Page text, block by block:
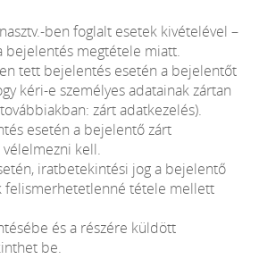
ben foglalt esetek kivételével –
bejelentés megtétele miatt.
tett bejelentés esetén a bejelentőt
kéri-e személyes adatainak zártan
zárt adatkezelés).
esetén a bejelentő zárt
kell.
iratbetekintési jog a bejelentő
felismerhetetlenné tétele mellett
és a részére küldött
be.